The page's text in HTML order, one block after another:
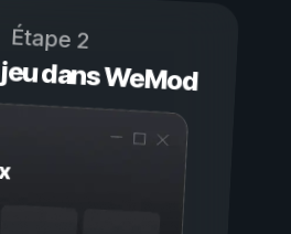
Étape 2
dans WeMod